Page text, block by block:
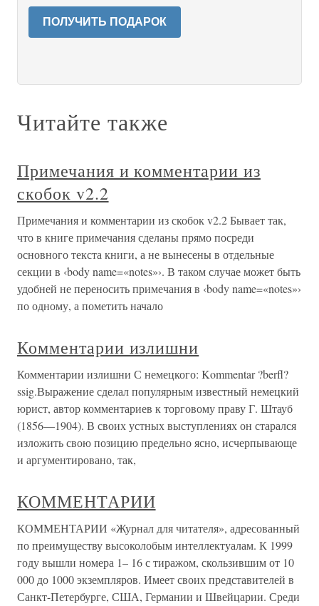
ПОЛУЧИТЬ ПОДАРОК
Читайте также
Примечания и комментарии из
скобок v2.2
Примечания и комментарии из скобок v2.2 Бывает так,
что в книге примечания сделаны прямо посреди
основного текста книги, а не вынесены в отдельные
секции в ‹body name=«notes»›. В таком случае может быть
удобней не переносить примечания в ‹body name=«notes»›
по одному, а пометить начало
Комментарии излишни
Комментарии излишни С немецкого: Kommentar ?berfl?
ssig.Выражение сделал популярным известный немецкий
юрист, автор комментариев к торговому праву Г. Штауб
(1856—1904). В своих устных выступлениях он старался
изложить свою позицию предельно ясно, исчерпывающе
и аргументировано, так,
КОММЕНТАРИИ
КОММЕНТАРИИ «Журнал для читателя», адресованный
по преимуществу высоколобым интеллектуалам. К 1999
году вышли номера 1– 16 с тиражом, скользившим от 10
000 до 1000 экземпляров. Имеет своих представителей в
Санкт-Петербурге, США, Германии и Швейцарии. Среди